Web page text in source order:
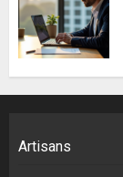
Artisans